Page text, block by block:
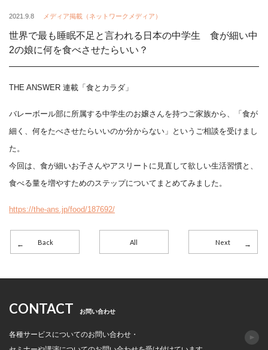
2021.9.8 メディア掲載（ネットワークメディア）
世界で最も睡眠不足と言われる日本の中学生 食が細い中
2の娘に何を食べさせたらいい？
THE ANSWER 連載「食とカラダ」
バレーボール部に所属する中学生のお嬢さんを持つご家族から、「食が
細く、何をたべさせたらいいのか分からない」というご相談を受けまし
た。
今回は、食が細いお子さんやアスリートに見直して欲しい生活習慣と、
食べる量を増やすためのステップについてまとめてみました。
https://the-ans.jp/food/187692/
Back All Next
CONTACT お問い合わせ
各種サービスについてのお問い合わせ・